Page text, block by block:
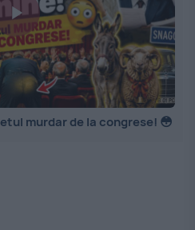
murdar de la congrese! 😳